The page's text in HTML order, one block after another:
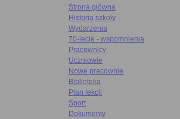
Strona główna
Historia szkoły
Wydarzenia
70-lecie - wspomnienia
Pracownicy
Uczniowie
Nowe pracownie
Biblioteka
Plan lekcji
Sport
Dokumenty